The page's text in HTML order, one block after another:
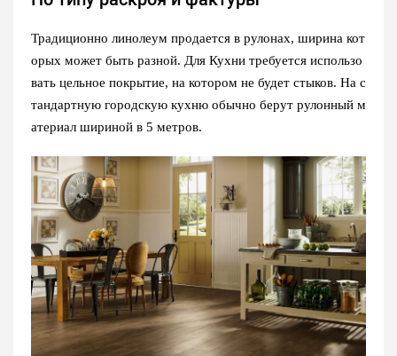
Традиционно линолеум продается в рулонах, ширина кот
орых может быть разной. Для Кухни требуется использо
вать цельное покрытие, на котором не будет стыков. На с
тандартную городскую кухню обычно берут рулонный м
атериал шириной в 5 метров.